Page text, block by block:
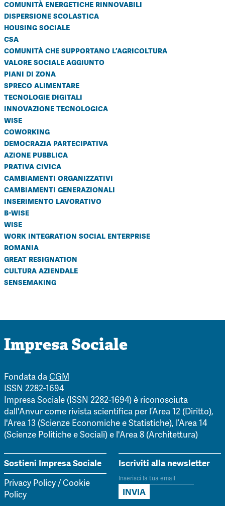
comunità energetiche rinnovabili
dispersione scolastica
housing sociale
csa
comunità che supportano l’agricoltura
valore sociale aggiunto
piani di zona
spreco alimentare
tecnologie digitali
innovazione tecnologica
wise
coworking
democrazia partecipativa
azione pubblica
prativa civica
cambiamenti organizzativi
cambiamenti generazionali
inserimento lavorativo
b-wise
wise
work integration social enterprise
romania
great resignation
cultura aziendale
sensemaking
Impresa Sociale
Fondata daCGM
ISSN 2282-1694
Impresa Sociale (ISSN 2282-1694) è riconosciuta
dall'Anvur come rivista scientifica per l’Area 12 (Diritto),
l'Area 13 (Scienze Economiche e Statistiche), l’Area 14
(Scienze Politiche e Sociali) e l'Area 8 (Architettura)
Sostieni Impresa Sociale
Privacy Policy/Cookie
Policy
Iscriviti alla newsletter